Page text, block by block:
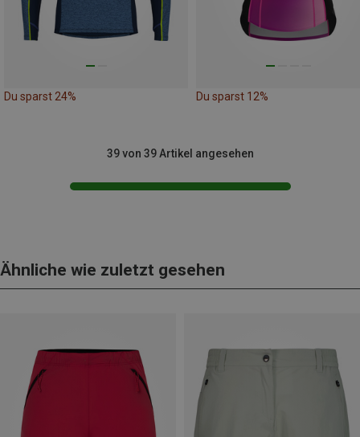
Du sparst 24% Du sparst 12%
39 von 39 Artikel angesehen
Ähnliche wie zuletzt gesehen